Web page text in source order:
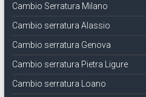
Cambio Serratura Milano
Cambio serratura Alassio
Cambio serratura Genova
Cambio serratura Pietra Ligure
Cambio serratura Loano